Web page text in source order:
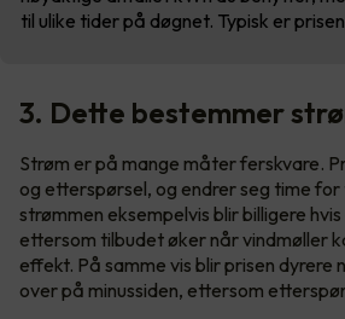
til ulike tider på døgnet. Typisk er
3. Dette bestemmer
Strøm er på mange måter ferskvare.
og etterspørsel, og endrer seg time
strømmen eksempelvis blir billigere
ettersom tilbudet øker når vindmøller
effekt. På samme vis blir prisen
over på minussiden, ettersom